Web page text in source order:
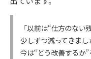
「以前は“仕方のない
少しずつ減ってきまし
今は“どう改善するか”